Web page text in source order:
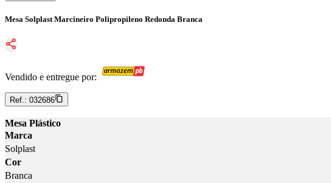
Mesa Solplast Marcineiro Polipropileno Redonda Branca
Vendido e entregue por:
Ref.: 032686
Mesa Plástico
Marca
Solplast
Cor
Branca